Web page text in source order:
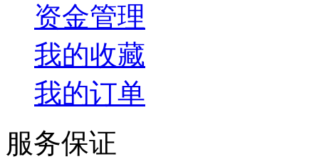
资金管理
我的收藏
我的订单
服务保证